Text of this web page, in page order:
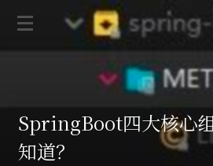
SpringBoot四大核心
知道？